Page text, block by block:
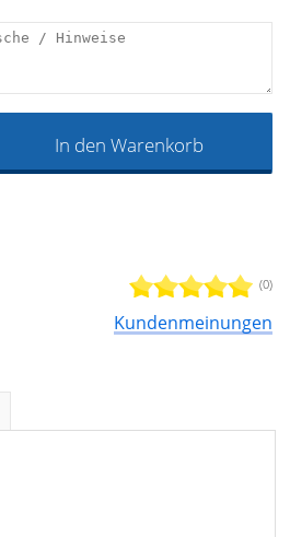
(0)
Kundenmeinungen
In den Warenkorb